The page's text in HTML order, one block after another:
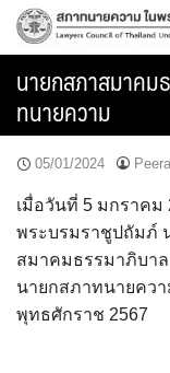
Skip
นายกสภาสมาคม
ทนายความ
05/01/2024
เมื่อวันที่ 5 มกราค
พระบรมราชูปถัมภ์
สมาคมธรรมาภิบา
นายกสภาทนายควา
พุทธศักราช 2567